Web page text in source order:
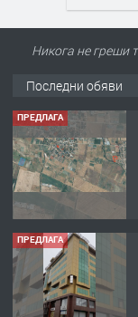
Никога не греши
Последни обяви
ПРЕДЛАГА
ПРЕДЛАГА